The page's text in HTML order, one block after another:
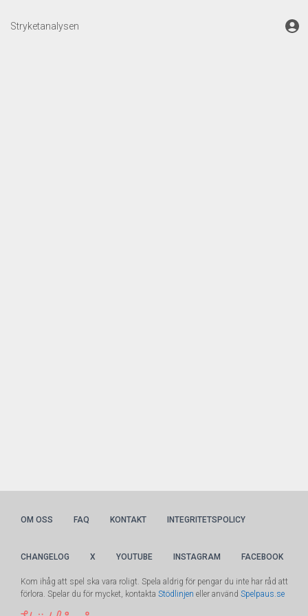
Stryketanalysen
OM OSS FAQ KONTAKT INTEGRITETSPOLICY
CHANGELOG X YOUTUBE INSTAGRAM FACEBOOK
Kom ihåg att spel ska vara roligt. Spela aldrig för pengar du inte har råd att
förlora. Spelar du för mycket, kontakta Stödlinjen eller använd Spelpaus.se